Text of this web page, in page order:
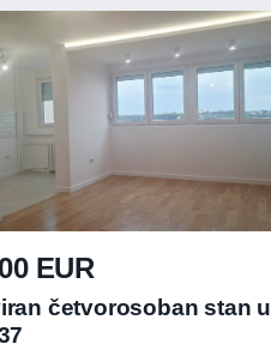
EUR
četvorosoban stan u